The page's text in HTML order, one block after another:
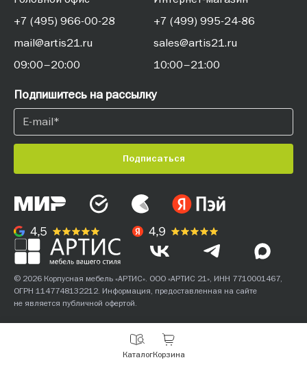
КаталогКорзина
+7 (495) 966-00-28
mail@artis21.ru
09:00–20:00
+7 (499) 995-24-86
sales@artis21.ru
10:00–21:00
Подпишитесь на рассылку
Подписаться
© 2026 Корпусная мебель «АРТИС». ООО «АРТИС 21», ИНН 7710001467,
ОГРН 1147748132212. Информация, предоставленная на сайте
не является публичной офертой.